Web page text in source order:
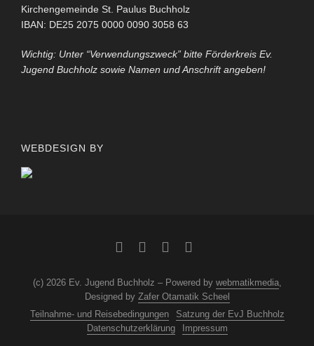
Kirchengemeinde St. Paulus Buchholz
IBAN: DE25 2075 0000 0090 3058 63
Wichtig: Unter “Verwendungszweck” bitte Förderkreis Ev.
Jugend Buchholz sowie Namen und Anschrift angeben!
WEBDESIGN BY
(c) 2026 Ev. Jugend Buchholz – Powered by webmatikmedia,
Designed by Zafer Otamatik Scheel
Teilnahme- und Reisebedingungen
Satzung der EvJ Buchholz
Datenschutzerklärung
Impressum